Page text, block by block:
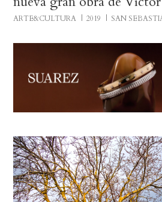
ARTE&CULTURA 2019 SAN